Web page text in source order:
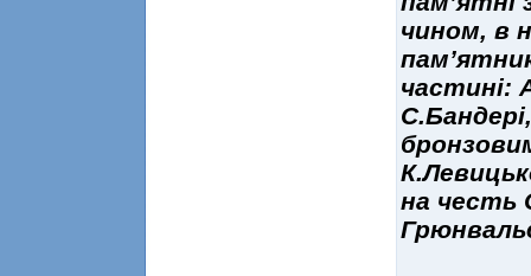
чином, в
частині:
на честь